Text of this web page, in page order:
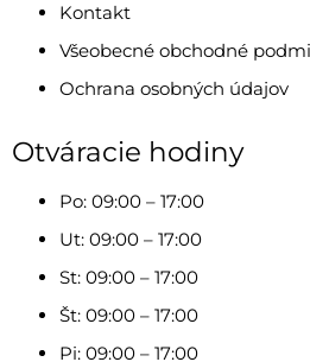
Kontakt
Všeobecné obchodné
Ochrana osobných údajov
Otváracie hodiny
Po: 09:00 – 17:00
Ut: 09:00 – 17:00
St: 09:00 – 17:00
Št: 09:00 – 17:00
Pi: 09:00 – 17:00